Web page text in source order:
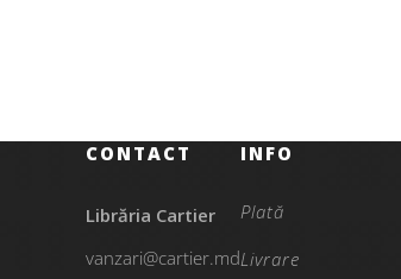
CONTACT
Librăria Cartier
vanzari@cartier.md
INFO
Plată
Livrare